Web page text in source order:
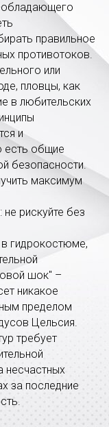
правильное
противотоков.
или
пловцы, как
в любительских
и
есть общие
безопасности.
максимум
рискуйте без
гидрокостюме,
шок" –
никакое
пределом
Цельсия.
требует
несчастных
за последние